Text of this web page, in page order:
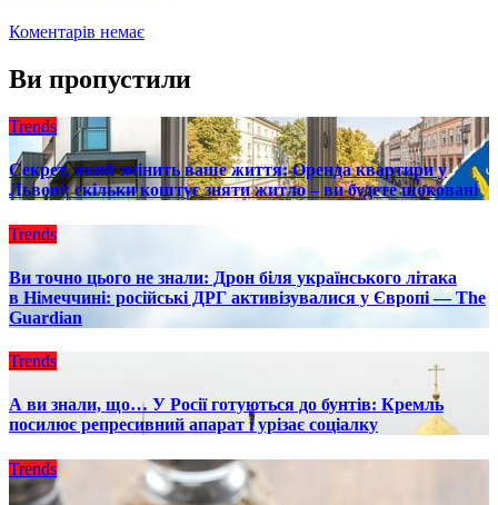
Коментарів немає
Ви пропустили
Trends
Секрет, який змінить ваше життя: Оренда квартири у
Львові: скільки коштує зняти житло – ви будете шоковані
Trends
Ви точно цього не знали: Дрон біля українського літака
в Німеччині: російські ДРГ активізувалися у Європі — The
Guardian
Trends
А ви знали, що… У Росії готуються до бунтів: Кремль
посилює репресивний апарат і урізає соціалку
Trends